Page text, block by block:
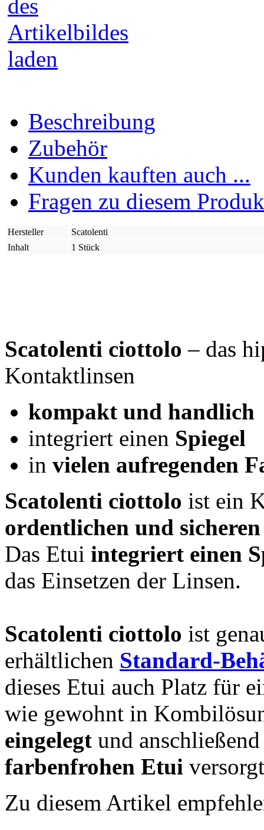
Beschreibung
Zubehör
Kunden kauften auch ...
Fragen zu diesem
Hersteller
Scatolenti
Inhalt
1 Stück
Scatolenti ciottolo – das
Kontaktlinsen
kompakt und handlich
integriert einen Spiegel
in vielen aufregenden
Scatolenti ciottolo ist ein
ordentlichen und
Das Etui integriert einen
das Einsetzen der Linsen.
Scatolenti ciottolo ist
erhältlichen Standard-
dieses Etui auch Platz für
wie gewohnt in
eingelegt und
farbenfrohen Etui
Zu diesem Artikel